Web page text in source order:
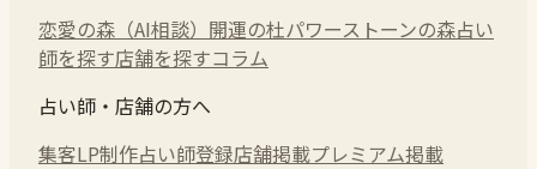
恋愛の森（AI相談） 開運の杜パワーストーンの森占い
師を探す店舗を探すコラム
占い師・店舗の方へ
集客LP制作占い師登録店舗掲載プレミアム掲載